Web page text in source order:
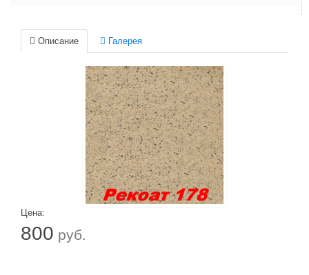
Описание Галерея
Цена:
800 руб.